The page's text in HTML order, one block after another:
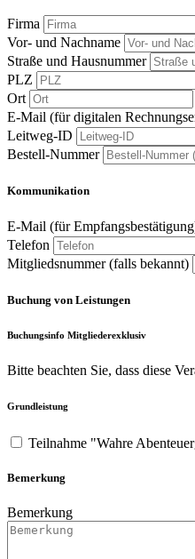
Firma
Vor- und Nachname
Straße und Hausnummer
PLZ
Ort
E-Mail (für digitalen
Leitweg-ID
Bestell-Nummer
Kommunikation
E-Mail (für
Telefon
Mitgliedsnummer (falls bekannt)
Buchung von Leistungen
Buchungsinfo Mitgliederexklusiv
Bitte beachten Sie, dass diese
Grundleistung
Teilnahme "Wahre
Bemerkung
Bemerkung